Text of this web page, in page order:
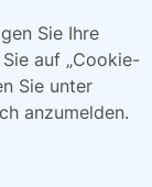
Sie Ihre
auf „Cookie-
Sie unter
anzumelden.